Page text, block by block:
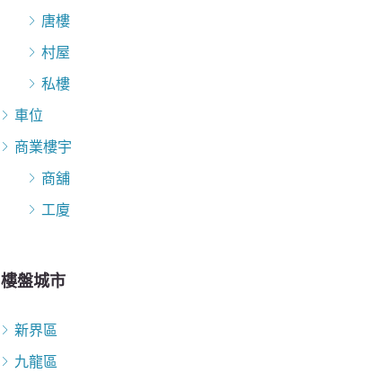
唐樓
村屋
私樓
車位
商業樓宇
商舖
工廈
樓盤城市
新界區
九龍區